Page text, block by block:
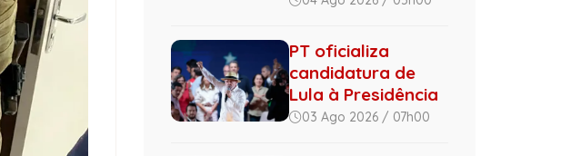
PT oficializa
candidatura de
Lula à Presidência
03 Ago 2026 / 07h00